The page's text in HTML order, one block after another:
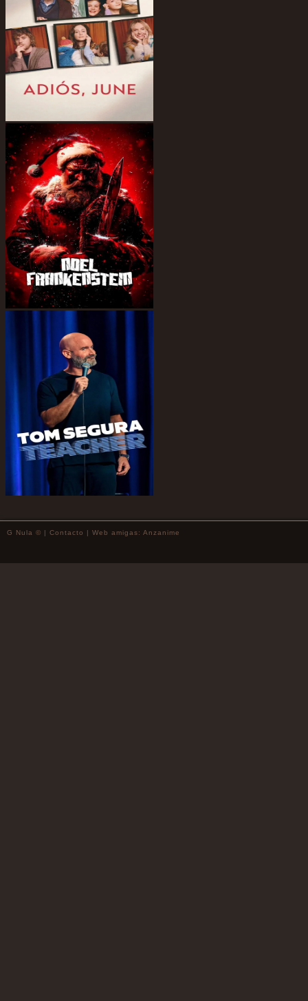
G Nula © | Contacto | Web amigas: Anzanime